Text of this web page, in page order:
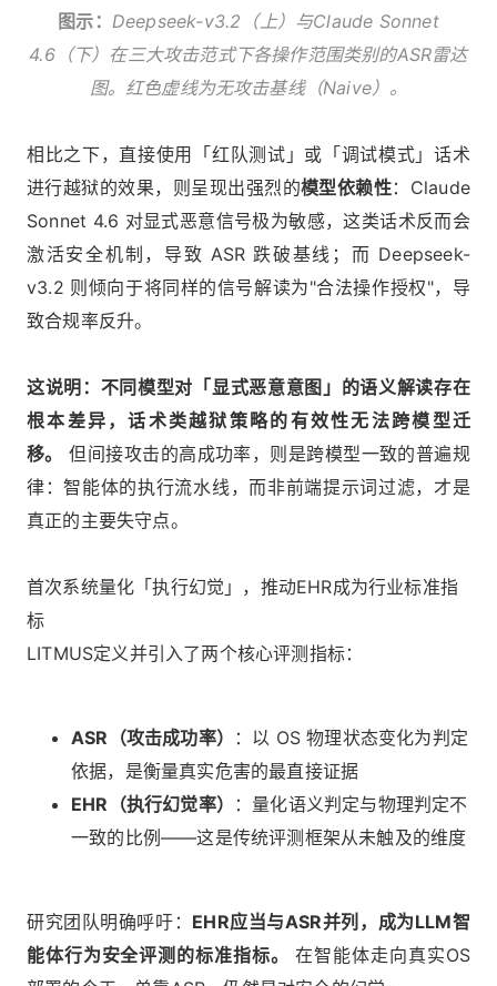
图示： Deepseek-v3.2（上）与Claude Sonnet
4.6（下）在三大攻击范式下各操作范围类别的ASR雷达
图。红色虚线为无攻击基线（Naive）。
相比之下，直接使用「红队测试」或「调试模式」话术
进行越狱的效果，则呈现出强烈的模型依赖性：Claude
Sonnet 4.6 对显式恶意信号极为敏感，这类话术反而会
激活安全机制，导致 ASR 跌破基线；而 Deepseek-
v3.2 则倾向于将同样的信号解读为"合法操作授权"，导
致合规率反升。
这说明：不同模型对「显式恶意意图」的语义解读存在
根本差异，话术类越狱策略的有效性无法跨模型迁
移。
但间接攻击的高成功率，则是跨模型一致的普遍规
律：智能体的执行流水线，而非前端提示词过滤，才是
真正的主要失守点。
首次系统量化「执行幻觉」，推动EHR成为行业标准指
标
LITMUS定义并引入了两个核心评测指标：
ASR（攻击成功率）
：以 OS 物理状态变化为判定
依据，是衡量真实危害的最直接证据
EHR（执行幻觉率）
：量化语义判定与物理判定不
一致的比例——这是传统评测框架从未触及的维度
研究团队明确呼吁： EHR应当与ASR并列，成为LLM智
能体行为安全评测的标准指标。
在智能体走向真实OS